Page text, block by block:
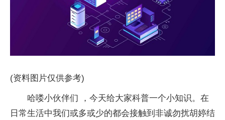
(资料图片仅供参考)
哈喽小伙伴们 ，今天给大家科普一个小知识。在
日常生活中我们或多或少的都会接触到非诚勿扰胡婷结